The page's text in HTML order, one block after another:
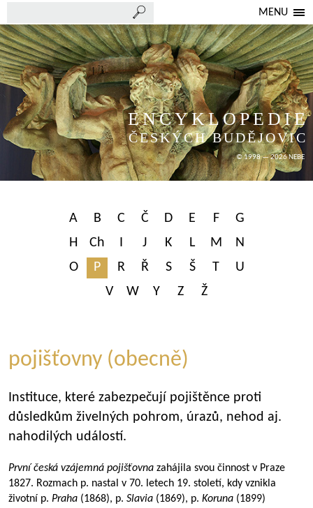
MENU
ENCYKLOPEDIE
ČESKÝCH BUDĚJOVIC
© 1998 — 2026 NEBE
A B C Č D E F
G
H
Ch I J K L M
N
O
P R Ř S Š T
U
V
W Y Z Ž
pojišťovny (obecně)
Instituce, které zabezpečují pojištěnce proti
důsledkům živelných pohrom, úrazů, nehod aj.
nahodilých událostí.
První česká vzájemná pojišťovna zahájila svou činnost v Praze
1827. Rozmach p. nastal v 70. letech 19. století, kdy vznikla
životní p. Praha (1868), p. Slavia (1869), p. Koruna (1899)